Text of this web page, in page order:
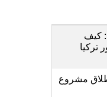
كيف
تركيا
مشروع